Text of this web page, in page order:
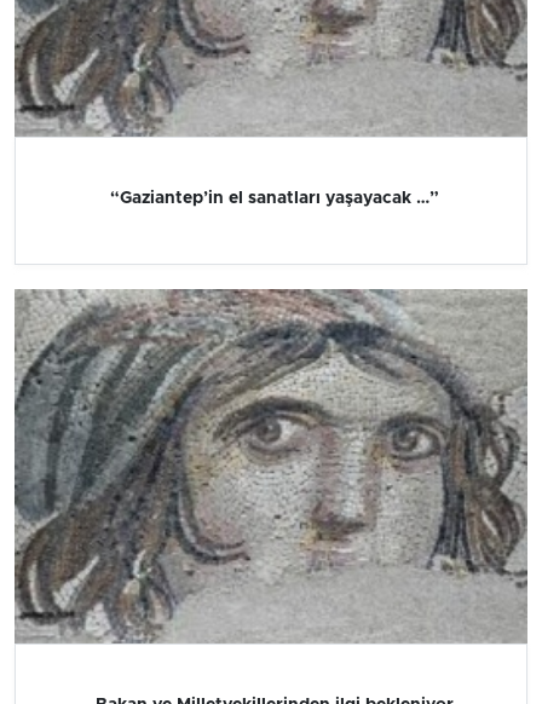
“Gaziantep’in el sanatları yaşayacak …”